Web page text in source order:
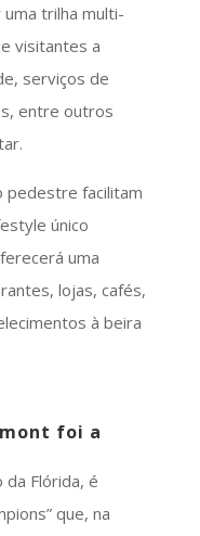
trilha multi-
visitantes a
serviços de
entre outros
pedestre facilitam
único
uma
lojas, cafés,
à beira
foi a
da Flórida, é
que, na